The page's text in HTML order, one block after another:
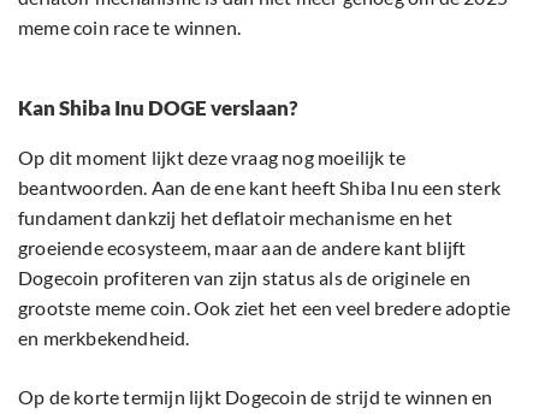
meme coin race te winnen.
Kan Shiba Inu DOGE verslaan?
Op dit moment lijkt deze vraag nog moeilijk te
beantwoorden. Aan de ene kant heeft Shiba Inu een sterk
fundament dankzij het deflatoir mechanisme en het
groeiende ecosysteem, maar aan de andere kant blijft
Dogecoin profiteren van zijn status als de originele en
grootste meme coin. Ook ziet het een veel bredere adoptie
en merkbekendheid.
Op de korte termijn lijkt Dogecoin de strijd te winnen en